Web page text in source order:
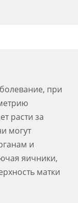
при
расти за
могут
и
яичники,
матки